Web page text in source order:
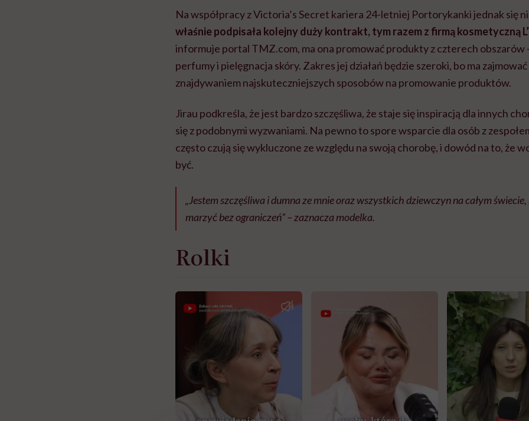
Na współpracy z Victoria’s Secret kariera 24-letniej Portorykanki jednak się
właśnie podpisała kolejny duży kontrakt, tym razem z firmą kosmetyczną
informuje portal TMZ.com, ma ona promować produkty z czterech obszarów
perfumy i pielęgnacja skóry. Zakres jej działań będzie szeroki, bo ma
znajdywaniem najskuteczniejszych sposobów na promowanie produktów.
Jirau podkreśla, że jest bardzo szczęśliwa, że staje się inspiracją dla innych
się z podobnymi wyzwaniami. Na pewno to spore wsparcie dla osób z
często czują się wykluczone ze względu na swoją chorobę, i dowód na to, że
być.
„Jestem szczęśliwa i dumna ze mnie oraz wszystkich dziewczyn na całym
marzyć bez ograniczeń” – zaznacza modelka.
Rolki